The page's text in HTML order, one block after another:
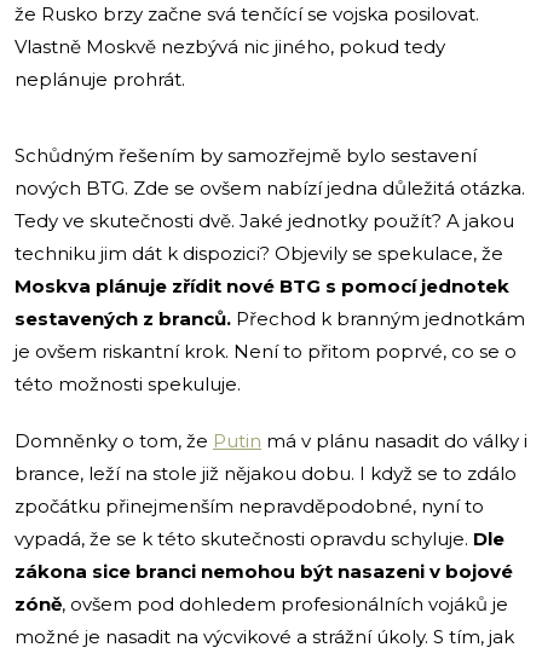
že Rusko brzy začne svá tenčící se vojska posilovat.
Vlastně Moskvě nezbývá nic jiného, pokud tedy
neplánuje prohrát.
Schůdným řešením by samozřejmě bylo sestavení
nových BTG. Zde se ovšem nabízí jedna důležitá otázka.
Tedy ve skutečnosti dvě. Jaké jednotky použít? A jakou
techniku jim dát k dispozici? Objevily se spekulace, že
Moskva plánuje zřídit nové BTG s pomocí jednotek
sestavených z branců. Přechod k branným jednotkám
je ovšem riskantní krok. Není to přitom poprvé, co se o
této možnosti spekuluje.
Domněnky o tom, že Putin má v plánu nasadit do války i
brance, leží na stole již nějakou dobu. I když se to zdálo
zpočátku přinejmenším nepravděpodobné, nyní to
vypadá, že se k této skutečnosti opravdu schyluje. Dle
zákona sice branci nemohou být nasazeni v bojové
zóně, ovšem pod dohledem profesionálních vojáků je
možné je nasadit na výcvikové a strážní úkoly. S tím, jak